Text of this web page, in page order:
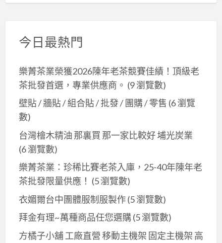
今日最熱門
樂菁茶業榮獲2026陳年老茶競賽佳績！頂級老
茶批發首選，專業供應商。 (9 瀏覽數)
壁貼 / 牆貼 / 組合貼 / 批發 / 團購 / 零售 (6 瀏覽
數)
台灣檜木精油 那裏買 那一家比較好 埔光炭業
(6 瀏覽數)
樂菁茶業：珍稀比賽老茶入庫，25-40年陳年老
茶批發限量供應！ (5 瀏覽數)
衣媚爾台中團體服制服製作(5 瀏覽數)
拜金有理~萬種商品任您選購(5 瀏覽數)
方橘子小舖 工廠直營 移動主機架 固定主機架 高